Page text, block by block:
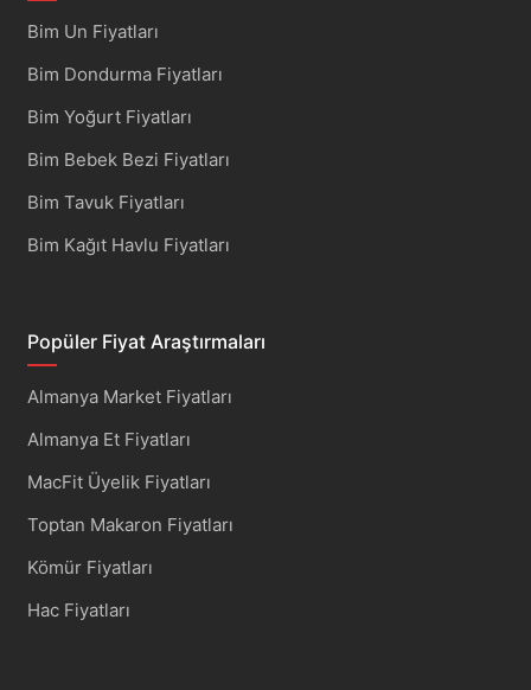
Bim Un Fiyatları
Bim Dondurma Fiyatları
Bim Yoğurt Fiyatları
Bim Bebek Bezi Fiyatları
Bim Tavuk Fiyatları
Bim Kağıt Havlu Fiyatları
Popüler Fiyat Araştırmaları
Almanya Market Fiyatları
Almanya Et Fiyatları
MacFit Üyelik Fiyatları
Toptan Makaron Fiyatları
Kömür Fiyatları
Hac Fiyatları